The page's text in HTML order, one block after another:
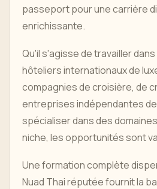
passeport pour une carrière
enrichissante.
Qu'il s'agisse de travailler
hôteliers internationaux de
compagnies de croisière, de
entreprises indépendantes
spécialiser dans des
niche, les opportunités sont
Une formation complète
Nuad Thai réputée fournit la